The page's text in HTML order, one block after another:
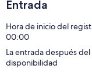
Entrada
Hora de inicio del
00:00
La entrada después
disponibilidad